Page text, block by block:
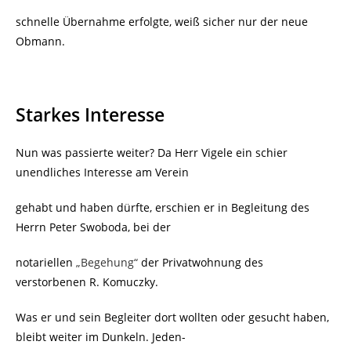
schnelle Übernahme erfolgte, weiß sicher nur der neue
Obmann.
Starkes Interesse
Nun was passierte weiter? Da Herr Vigele ein schier
unendliches Interesse am Verein
gehabt und haben dürfte, erschien er in Begleitung des
Herrn Peter Swoboda, bei der
notariellen „Begehung“ der Privatwohnung des
verstorbenen R. Komuczky.
Was er und sein Begleiter dort wollten oder gesucht haben,
bleibt weiter im Dunkeln. Jeden-